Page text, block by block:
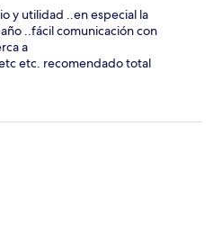
y utilidad ..en especial la
..fácil comunicación con
a
etc. recomendado total